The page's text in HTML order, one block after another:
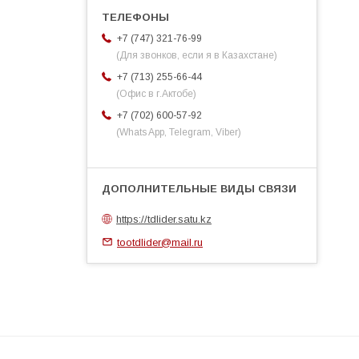
+7 (747) 321-76-99
(Для звонков, если я в Казахстане)
+7 (713) 255-66-44
(Офис в г.Актобе)
+7 (702) 600-57-92
(Whats App, Telegram, Viber)
https://tdlider.satu.kz
tootdlider@mail.ru